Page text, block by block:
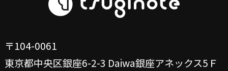
〒104-0061
東京都中央区銀座6-2-3 Daiwa銀座アネックス5Ｆ